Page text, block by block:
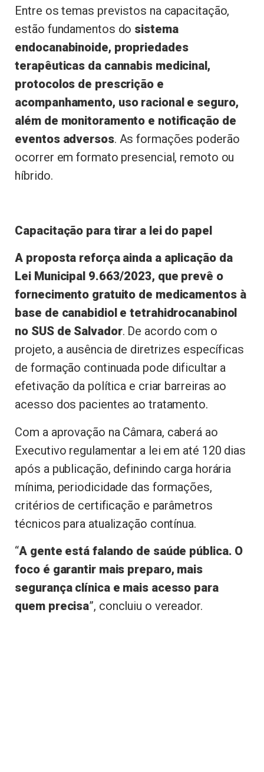
Entre os temas previstos na capacitação,
estão fundamentos do sistema
endocanabinoide, propriedades
terapêuticas da cannabis medicinal,
protocolos de prescrição e
acompanhamento, uso racional e seguro,
além de monitoramento e notificação de
eventos adversos. As formações poderão
ocorrer em formato presencial, remoto ou
híbrido.
Capacitação para tirar a lei do papel
A proposta reforça ainda a aplicação da
Lei Municipal 9.663/2023, que prevê o
fornecimento gratuito de medicamentos à
base de canabidiol e tetrahidrocanabinol
no SUS de Salvador. De acordo com o
projeto, a ausência de diretrizes específicas
de formação continuada pode dificultar a
efetivação da política e criar barreiras ao
acesso dos pacientes ao tratamento.
Com a aprovação na Câmara, caberá ao
Executivo regulamentar a lei em até 120 dias
após a publicação, definindo carga horária
mínima, periodicidade das formações,
critérios de certificação e parâmetros
técnicos para atualização contínua.
“A gente está falando de saúde pública. O
foco é garantir mais preparo, mais
segurança clínica e mais acesso para
quem precisa”, concluiu o vereador.